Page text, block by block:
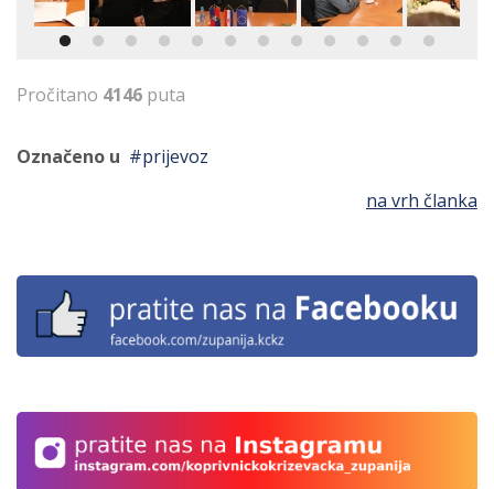
Pročitano 4146 puta
Označeno u
prijevoz
na vrh članka